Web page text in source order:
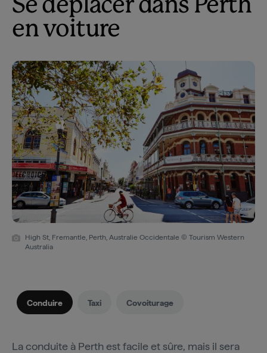
Se déplacer dans Perth
en voiture
High St, Fremantle, Perth, Australie Occidentale © Tourism Western
Australia
Conduire Taxi Covoiturage
La conduite à Perth est facile et sûre, mais il sera